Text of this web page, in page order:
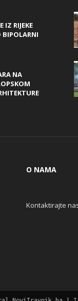
IZ RIJEKE
BIPOLARNI
NA
O NAMA
Kontaktirajte